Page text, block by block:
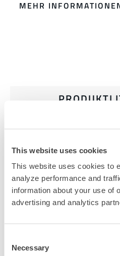
This website uses cookies
This website uses cookies to
analyze performance and
information about your use of
advertising and analytics
Selection
Necessary
MEHR
VERWANDTE
GRÖSSENTABELLE
INWEG- UND C